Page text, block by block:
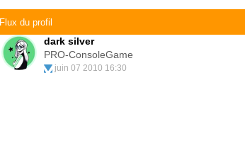
Flux du profil
dark silver
PRO-ConsoleGame
juin 07 2010 16:30